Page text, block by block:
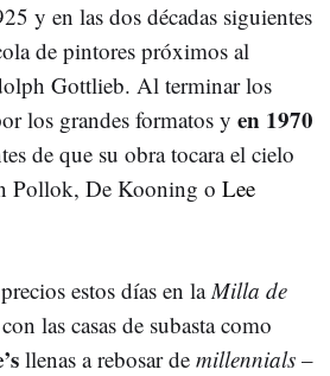
y en las dos décadas siguientes
de pintores próximos al
Gottlieb. Al terminar los
los grandes formatos y en 1970
de que su obra tocara el cielo
Pollok, De Kooning o Lee
estos días en laMilla de
las casas de subasta como
llenas a rebosar de millennials –